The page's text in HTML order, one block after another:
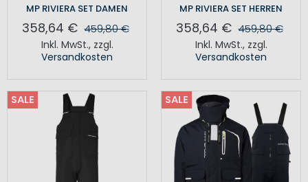
MP RIVIERA SET DAMEN
358,64 € 459,80 €
Inkl. MwSt., zzgl.
Versandkosten
MP RIVIERA SET HERREN
358,64 € 459,80 €
Inkl. MwSt., zzgl.
Versandkosten
SALE SALE